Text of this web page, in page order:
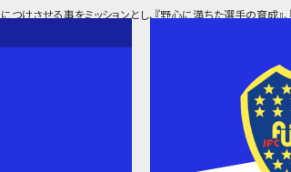
けさせる事をミッションとし、『野心に満ちた選手の育成』